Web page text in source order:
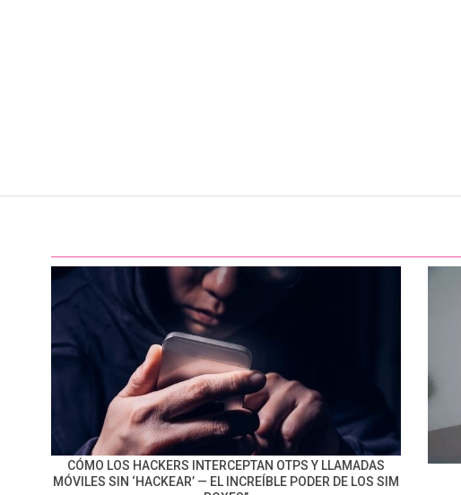
CÓMO LOS HACKERS INTERCEPTAN OTPS Y LLAMADAS
MÓVILES SIN ‘HACKEAR’ — EL INCREÍBLE PODER DE LOS SIM